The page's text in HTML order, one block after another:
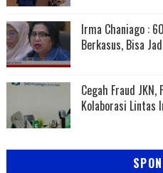
Irma Chaniago :
Berkasus, Bisa
Cegah Fraud JKN,
Kolaborasi Lintas